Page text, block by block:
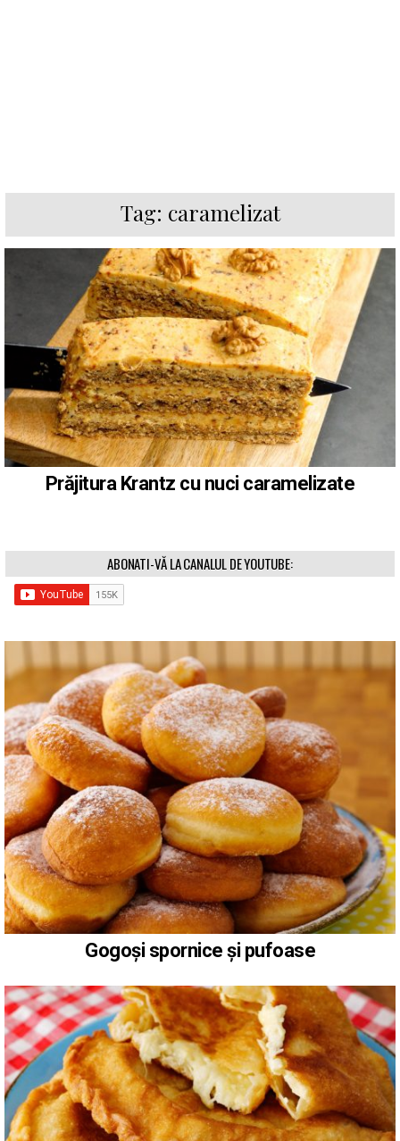
Tag: caramelizat
Prăjitura Krantz cu nuci caramelizate
ABONATI-VĂ LA CANALUL DE YOUTUBE:
Gogoși spornice și pufoase